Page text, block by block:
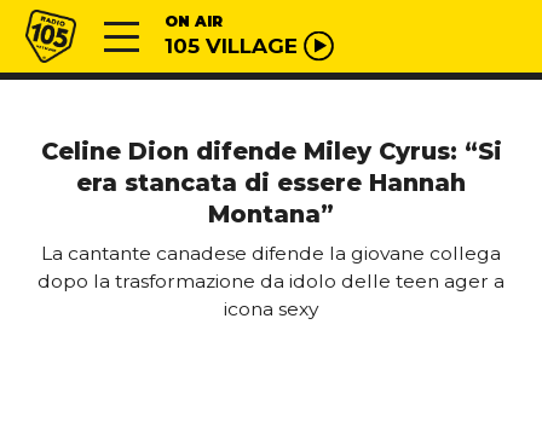
Vai al contenuto
Radio 105 ON AIR
105 VILLAGE
Celine Dion difende Miley Cyrus: “Si
era stancata di essere Hannah
Montana”
La cantante canadese difende la giovane collega
dopo la trasformazione da idolo delle teen ager a
icona sexy